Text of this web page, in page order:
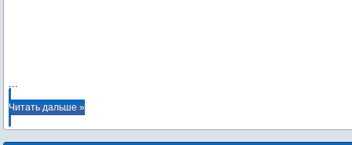
...
Читать дальше »